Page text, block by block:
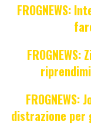
FROGNEWS:
distrazione per